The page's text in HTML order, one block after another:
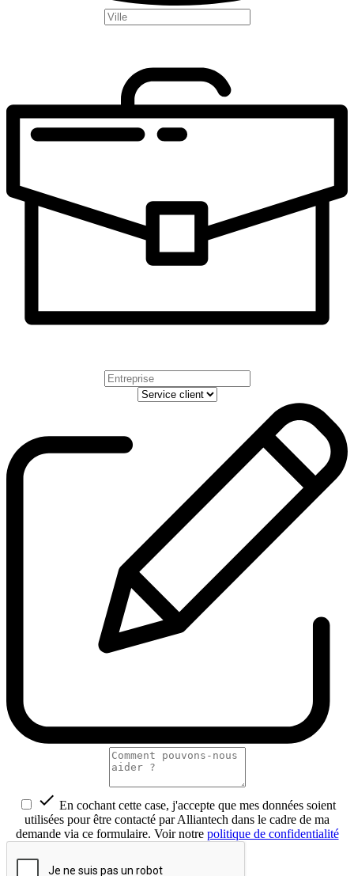
 En cochant cette case, j'accepte que mes données soient
utilisées pour être contacté par Alliantech dans le cadre de ma
demande via ce formulaire. Voir notre politique de confidentialité